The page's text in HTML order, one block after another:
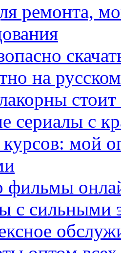
ремонта,
на
сериалы с
мой
с сильными